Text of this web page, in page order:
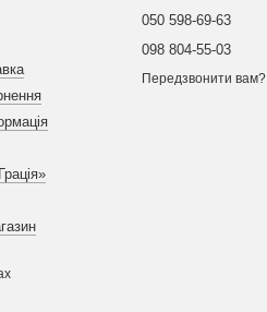
050 598-69-63
098 804-55-03
Передзвонити вам?